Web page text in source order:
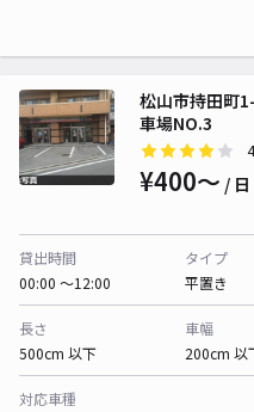
松山市持田町
車場NO.3
¥400〜 / 日
貸出時間
00:00 〜12:00
タイプ
平置き
長さ
500cm 以下
車幅
200cm 以
対応車種